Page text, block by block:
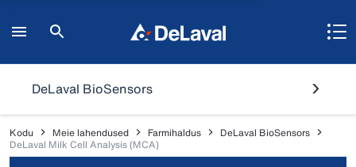
DeLaval BioSensors
Kodu Meie lahendused Farmihaldus
DeLaval BioSensors
DeLaval Milk Cell Analysis (MCA)